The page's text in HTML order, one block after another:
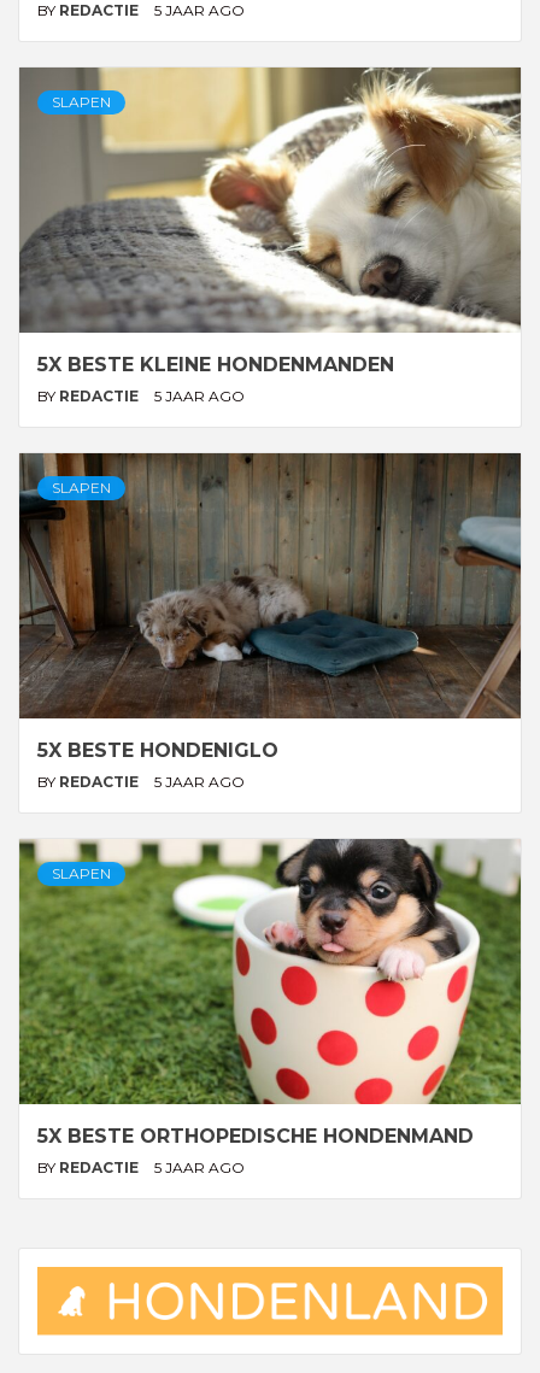
BY REDACTIE 5 JAAR AGO
SLAPEN
5X BESTE KLEINE HONDENMANDEN
BY REDACTIE 5 JAAR AGO
SLAPEN
5X BESTE HONDENIGLO
BY REDACTIE 5 JAAR AGO
SLAPEN
5X BESTE ORTHOPEDISCHE HONDENMAND
BY REDACTIE 5 JAAR AGO